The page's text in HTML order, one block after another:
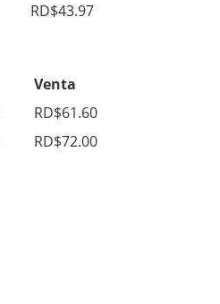
RD$43.97
Venta
RD$61.60
RD$72.00